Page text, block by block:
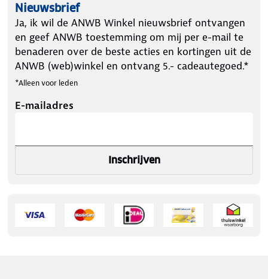
Nieuwsbrief
Ja, ik wil de ANWB Winkel nieuwsbrief ontvangen
en geef ANWB toestemming om mij per e-mail te
benaderen over de beste acties en kortingen uit de
ANWB (web)winkel en ontvang 5.- cadeautegoed.*
*Alleen voor leden
E-mailadres
Inschrijven